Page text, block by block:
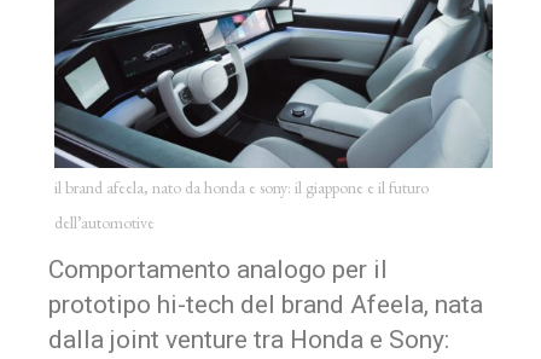
il brand afeela, nato da honda e sony: il giappone e il futuro
dell’automotive
Comportamento analogo per il
prototipo hi-tech del brand Afeela, nata
dalla joint venture tra Honda e Sony: